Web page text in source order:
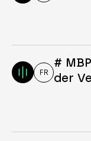
FR
#
der